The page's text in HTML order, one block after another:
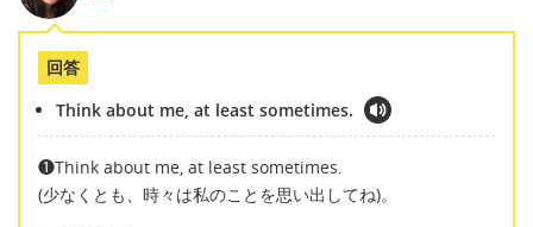
回答
Think about me, at least sometimes.
❶Think about me, at least sometimes.
(少なくとも、時々は私のことを思い出してね)。